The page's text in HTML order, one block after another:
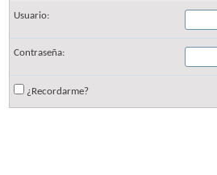
Usuario:
Contraseña:
¿Recordarme?